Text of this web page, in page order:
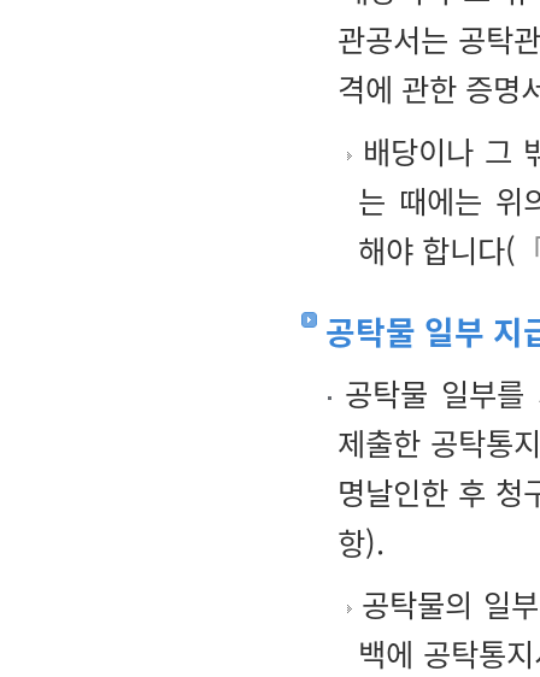
관공서는 공탁
격에 관한 증명
배당이나 그
는 때에는 위
해야 합니다(
공탁물 일부 지
공탁물 일부를
제출한 공탁통
명날인한 후 청
항).
공탁물의 일
백에 공탁통